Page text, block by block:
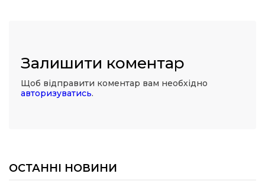
Залишити коментар
Щоб відправити коментар вам необхідно
авторизуватись.
ОСТАННІ НОВИНИ